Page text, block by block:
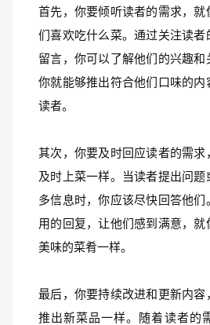
首先，你要倾听读者的需求，就
们喜欢吃什么菜。通过关注读者
留言，你可以了解他们的兴趣和
你就能够推出符合他们口味的内
读者。
其次，你要及时回应读者的需求
及时上菜一样。当读者提出问题
多信息时，你应该尽快回答他们
用的回复，让他们感到满意，就
美味的菜肴一样。
最后，你要持续改进和更新内容
推出新菜品一样。随着读者的